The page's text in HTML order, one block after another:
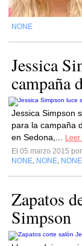
NONE
Jessica
campaña
Jessica Simpson
para la campaña
en Sedona,...
El 05 marzo 2015 por
NONE NONE NONE
Zapatos
Simpson